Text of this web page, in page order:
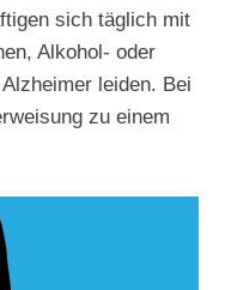
sich täglich mit
Alkohol- oder
leiden. Bei
zu einem